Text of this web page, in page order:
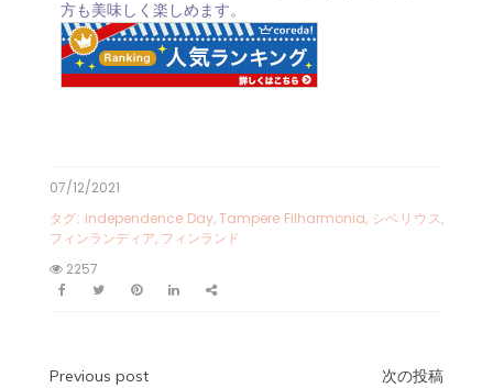
方も美味しく楽しめます。
07/12/2021
タグ: independence Day,Tampere Filharmonia, シベリウス,
フィンランディア, フィンランド
2257
Previous post 次の投稿